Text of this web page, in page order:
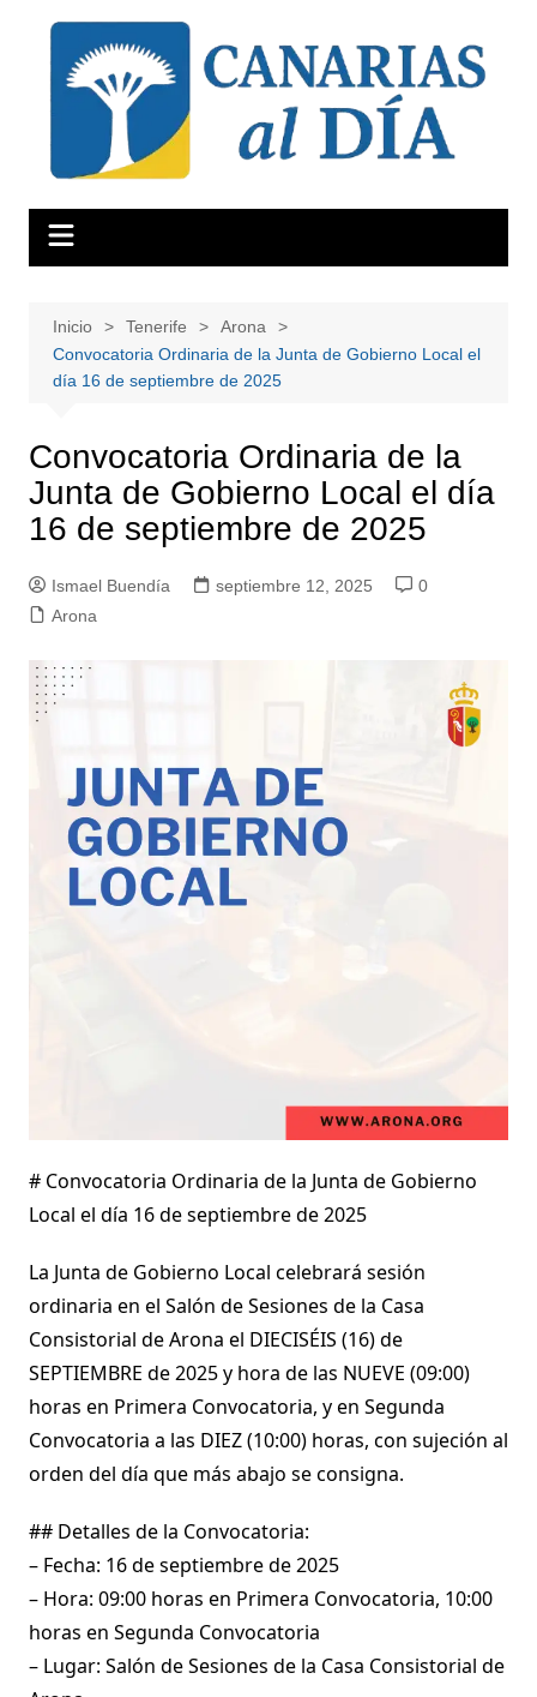
contenido
Inicio Tenerife
Arona
Convocatoria Ordinaria de la Junta de Gobierno Local el
día 16 de septiembre de 2025
Convocatoria Ordinaria de la
Junta de Gobierno Local el día
16 de septiembre de 2025
Ismael Buendía septiembre 12, 2025
0
Arona
# Convocatoria Ordinaria de la Junta de Gobierno
Local el día 16 de septiembre de 2025
La Junta de Gobierno Local celebrará sesión
ordinaria en el Salón de Sesiones de la Casa
Consistorial de Arona el DIECISÉIS (16) de
SEPTIEMBRE de 2025 y hora de las NUEVE (09:00)
horas en Primera Convocatoria, y en Segunda
Convocatoria a las DIEZ (10:00) horas, con sujeción al
orden del día que más abajo se consigna.
## Detalles de la Convocatoria:
– Fecha: 16 de septiembre de 2025
– Hora: 09:00 horas en Primera Convocatoria, 10:00
horas en Segunda Convocatoria
– Lugar: Salón de Sesiones de la Casa Consistorial de